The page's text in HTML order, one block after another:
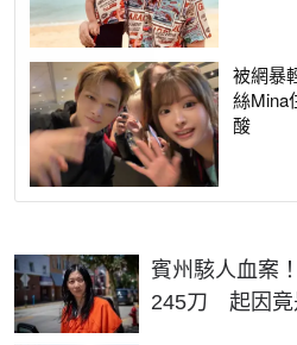
被網暴
絲
酸
賓州駭人血案
245刀 起因竟